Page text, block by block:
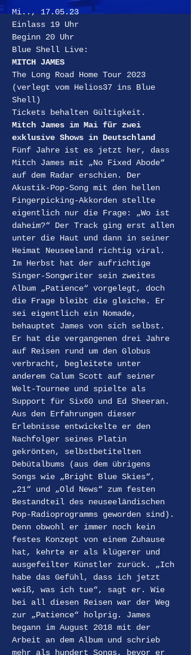
Mi.., 17.05.23
Einlass 19 Uhr
Beginn 20 Uhr
Blue Shell Live:
MITCH JAMES
The Long Road Home Tour 2023
(verlegt vom Helios37 ins Blue
Shell)
Tickets behalten Gültigkeit.
Mitch James im Mai für zwei
exklusive Shows in Deutschland
Fünf Jahre ist es jetzt her, dass
Mitch James mit „No Fixed Abode“
auf dem Radar erschien. Der
Akustik-Pop-Song mit den hellen
Fingerpicking-Akkorden stellte
eigentlich nur die Frage: „Wo ist
daheim?“ Der Track ging erst allen
unter die Haut und dann in seiner
Heimat Neuseeland richtig viral.
Im Herbst hat der aufrichtige
Singer-Songwriter sein zweites
Album „Patience“ vorgelegt, doch
die Frage bleibt die gleiche. Er
sei eigentlich ein Nomade,
behauptet James von sich selbst.
Er hat die vergangenen drei Jahre
auf Reisen rund um den Globus
verbracht, begleitete unter
anderem Calum Scott auf seiner
Welt-Tournee und spielte als
Support für Six60 und Ed Sheeran.
Aus den Erfahrungen dieser
Erlebnisse entwickelte er den
Nachfolger seines Platin
gekrönten, selbstbetitelten
Debütalbums (aus dem übrigens
Songs wie „Bright Blue Skies“,
„21“ und „Old News“ zum festen
Bestandteil des neuseeländischen
Pop-Radioprogramms geworden sind).
Denn obwohl er immer noch kein
festes Konzept von einem Zuhause
hat, kehrte er als klügerer und
ausgefeilter Künstler zurück. „Ich
habe das Gefühl, dass ich jetzt
weiß, was ich tue“, sagt er. Wie
bei all diesen Reisen war der Weg
zur „Patience“ holprig. James
begann im August 2018 mit der
Arbeit an dem Album und schrieb
mehr als hundert Songs, bevor er